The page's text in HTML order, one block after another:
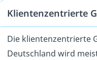
Klientenzentrierte
Die klientenzentrierte
Deutschland wird